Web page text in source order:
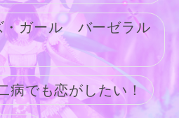
・ガール バーゼラル
病でも恋がしたい！